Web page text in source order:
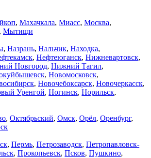
, Махачкала, Миасс, Москва,
, Мытищи
, Назрань, Нальчик, Находка,
, Нефтеюганск, Нижневартовск,
Новгород, Нижний Тагил,
, Новомосковск,
, Новочебоксарск, Новочеркасск,
Уренгой, Ногинск, Норильск,
, Октябрьский, Омск, Орёл, Оренбург,
, Пермь, Петрозаводск, Петропавловск-
, Прокопьевск, Псков, Пушкино,